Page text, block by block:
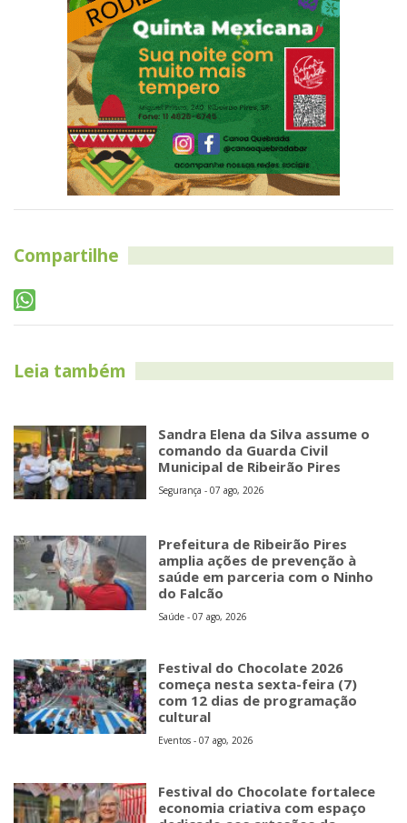
Compartilhe
Leia também
Sandra Elena da Silva assume o
comando da Guarda Civil
Municipal de Ribeirão Pires
Segurança - 07 ago, 2026
Prefeitura de Ribeirão Pires
amplia ações de prevenção à
saúde em parceria com o Ninho
do Falcão
Saúde - 07 ago, 2026
Festival do Chocolate 2026
começa nesta sexta-feira (7)
com 12 dias de programação
cultural
Eventos - 07 ago, 2026
Festival do Chocolate fortalece
economia criativa com espaço